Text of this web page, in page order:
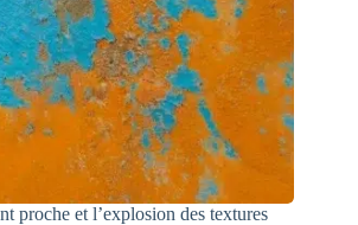
proche et l’explosion des textures